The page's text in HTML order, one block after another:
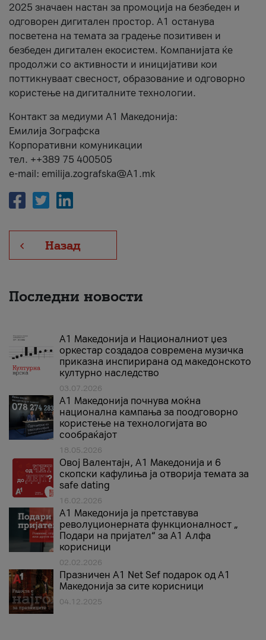
2025 значаен настан за промоција на безбеден и
одговорен дигитален простор. А1 останува
посветена на темата за градење позитивен и
безбеден дигитален екосистем. Компанијата ќе
продолжи со активности и иницијативи кои
поттикнуваат свесност, образование и одговорно
користење на дигиталните технологии.
Контакт за медиуми А1 Македонија:
Емилија Зографска
Корпоративни комуникации
тел. ++389 75 400505
e-mail: emilija.zografska@A1.mk
Назад
Последни новости
А1 Македонија и Националниот џез
оркестар создадоа современа музичка
приказна инспирирана од македонското
културно наследство
03.07.2026
A1 Македонија почнува моќна
национална кампања за поодговорно
користење на технологијата во
сообраќајот
18.05.2026
Овој Валентајн, A1 Македонија и 6
скопски кафулиња ја отворија темата за
safe dating
16.02.2026
А1 Македонија ја претставува
револуционерната функционалност „
Подари на пријател“ за А1 Алфа
корисници
02.02.2026
Празничен A1 Net Sеf подарок од А1
Македонија за сите корисници
04.12.2025